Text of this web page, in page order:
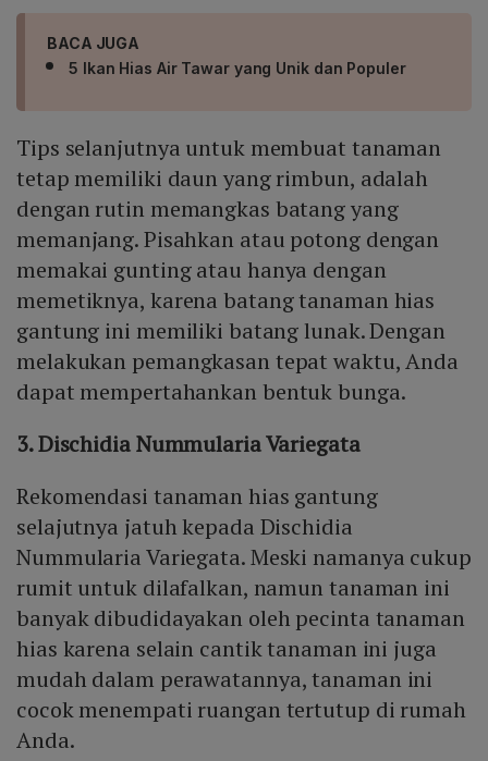
BACA JUGA
5 Ikan Hias Air Tawar yang Unik dan Populer
Tips selanjutnya untuk membuat tanaman
tetap memiliki daun yang rimbun, adalah
dengan rutin memangkas batang yang
memanjang. Pisahkan atau potong dengan
memakai gunting atau hanya dengan
memetiknya, karena batang tanaman hias
gantung ini memiliki batang lunak. Dengan
melakukan pemangkasan tepat waktu, Anda
dapat mempertahankan bentuk bunga.
3. Dischidia Nummularia Variegata
Rekomendasi tanaman hias gantung
selajutnya jatuh kepada Dischidia
Nummularia Variegata. Meski namanya cukup
rumit untuk dilafalkan, namun tanaman ini
banyak dibudidayakan oleh pecinta tanaman
hias karena selain cantik tanaman ini juga
mudah dalam perawatannya, tanaman ini
cocok menempati ruangan tertutup di rumah
Anda.